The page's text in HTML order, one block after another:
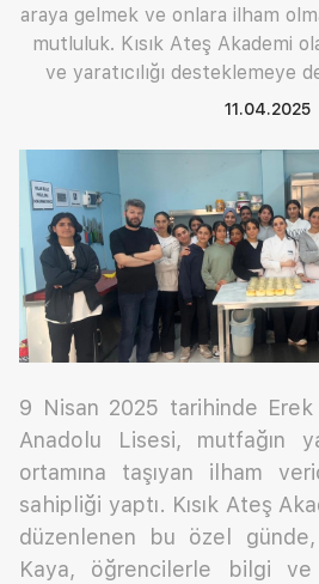
araya gelmek ve onlara ilham
mutluluk. Kısık Ateş Akademi
ve yaratıcılığı desteklemeye
11.04.2025
9 Nisan 2025 tarihinde
Anadolu Lisesi, mutfağın
ortamına taşıyan ilham
sahipliği yaptı. Kısık Ateş
düzenlenen bu özel
Kaya, öğrencilerle bilgi